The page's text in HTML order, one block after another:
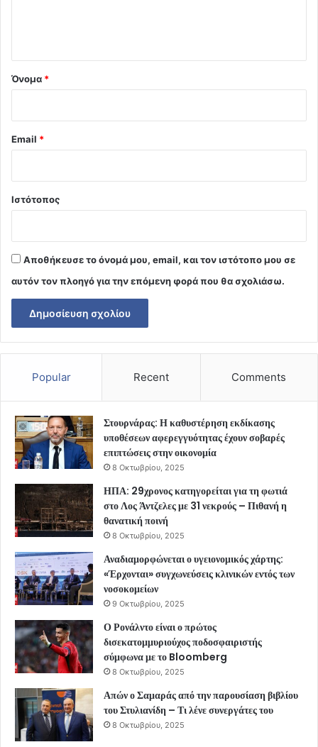
Όνομα *
Email *
Ιστότοπος
Αποθήκευσε το όνομά μου, email, και τον ιστότοπο μου σε
αυτόν τον πλοηγό για την επόμενη φορά που θα σχολιάσω.
Popular Recent Comments
Στουρνάρας: Η καθυστέρηση εκδίκασης
υποθέσεων αφερεγγυότητας έχουν σοβαρές
επιπτώσεις στην οικονομία
8 Οκτωβρίου, 2025
ΗΠΑ: 29χρονος κατηγορείται για τη φωτιά
στο Λος Άντζελες με 31 νεκρούς – Πιθανή η
θανατική ποινή
8 Οκτωβρίου, 2025
Αναδιαμορφώνεται ο υγειονομικός χάρτης:
«Έρχονται» συγχωνεύσεις κλινικών εντός των
νοσοκομείων
9 Οκτωβρίου, 2025
Ο Ρονάλντο είναι ο πρώτος
δισεκατομμυριούχος ποδοσφαιριστής
σύμφωνα με το Bloomberg
8 Οκτωβρίου, 2025
Απών ο Σαμαράς από την παρουσίαση βιβλίου
του Στυλιανίδη – Τι λένε συνεργάτες του
8 Οκτωβρίου, 2025